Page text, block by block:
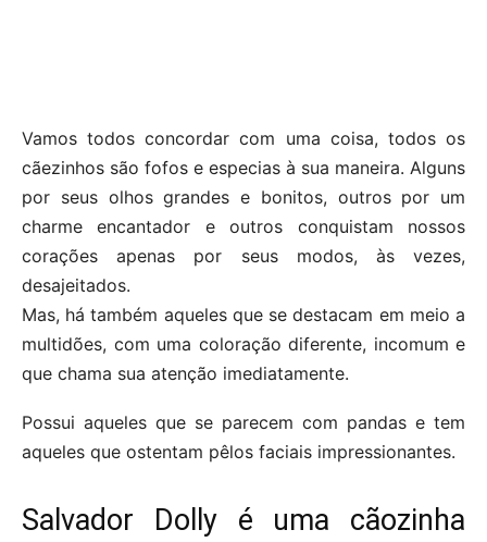
Vamos todos concordar com uma coisa, todos os
cãezinhos são fofos e especias à sua maneira. Alguns
por seus olhos grandes e bonitos, outros por um
charme encantador e outros conquistam nossos
corações apenas por seus modos, às vezes,
desajeitados.
Mas, há também aqueles que se destacam em meio a
multidões, com uma coloração diferente, incomum e
que chama sua atenção imediatamente.
Possui aqueles que se parecem com pandas e tem
aqueles que ostentam pêlos faciais impressionantes.
Salvador Dolly é uma cãozinha